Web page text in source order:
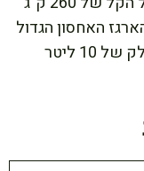
האחסון הגדול
מאפשר לקחת ציוד לטיולים, ומיכל הדלק של 10 ליטר